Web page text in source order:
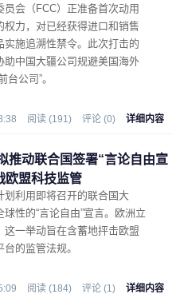
员会（FCC）正准备首次动用
权力，对已经获得进口和销售
实施追溯性禁令。此次打击的
助中国大疆公司规避美国海外
台公司”。
阅读 (191) 评论 (0) 详细内容
推动联合国签署“言论自由宣
欧盟科技监管
划利用即将召开的联合国大
性的“言论自由”宣言。欧洲立
这一举动旨在含蓄地抨击欧盟
的监管法规。
阅读 (184) 评论 (1) 详细内容